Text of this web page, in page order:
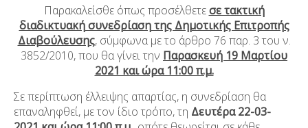
Παρακαλείσθε όπως προσέλθετεσε τακτική
διαδικτυακή συνεδρίαση της Δημοτικής Επιτροπής
Διαβούλευσης, σύμφωνα με το άρθρο 76 παρ. 3 του ν.
3852/2010, που θα γίνει την Παρασκευή 19 Μαρτίου
2021 και ώρα 11:00 π.μ.
Σε περίπτωση έλλειψης απαρτίας, η συνεδρίαση θα
επαναληφθεί, με τον ίδιο τρόπο, τη Δευτέρα 22-03-